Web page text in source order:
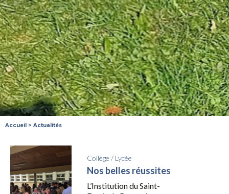
Accueil > Actualités
Collège / Lycée
Nos belles réussites
L’Institution du Saint-